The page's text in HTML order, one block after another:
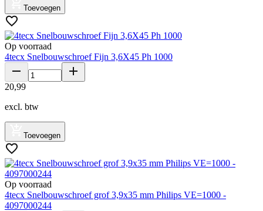
Toevoegen
Op voorraad
4tecx Snelbouwschroef Fijn 3,6X45 Ph 1000
20,99
excl. btw
Toevoegen
Op voorraad
4tecx Snelbouwschroef grof 3,9x35 mm Philips VE=1000 -
4097000244